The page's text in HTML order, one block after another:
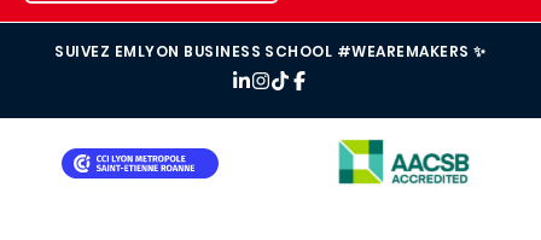
SUIVEZ EMLYON BUSINESS SCHOOL #WEAREMAKERS ✨
IMAGE